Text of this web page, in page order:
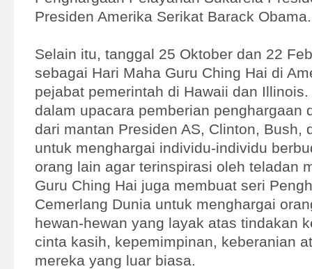
Presiden Amerika Serikat Barack Obama.
Selain itu, tanggal 25 Oktober dan 22
sebagai Hari Maha Guru Ching Hai di
pejabat pemerintah di Hawaii dan
dalam upacara pemberian penghargaan
dari mantan Presiden AS, Clinton, Bush,
untuk menghargai individu-individu
orang lain agar terinspirasi oleh teladan
Guru Ching Hai juga membuat seri
Cemerlang Dunia untuk menghargai
hewan-hewan yang layak atas tindakan
cinta kasih, kepemimpinan, keberanian
mereka yang luar biasa.